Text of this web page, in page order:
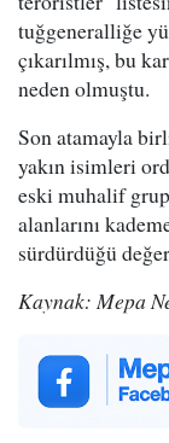
tuğgeneralliğe
çıkarılmış, bu
neden olmuştu.
Son atamayla
yakın isimleri
eski muhalif grup
alanlarını
sürdürdüğü
Kaynak: Mepa